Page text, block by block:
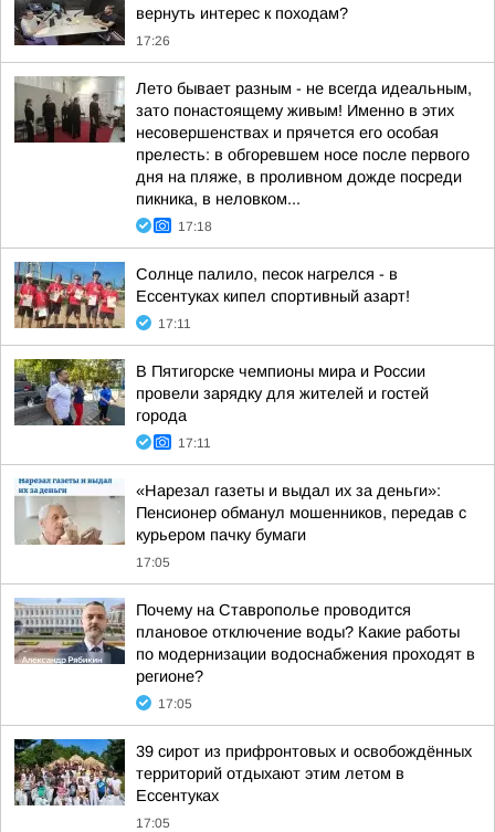
вернуть интерес к походам?
17:26
Лето бывает разным - не всегда идеальным,
зато понастоящему живым! Именно в этих
несовершенствах и прячется его особая
прелесть: в обгоревшем носе после первого
дня на пляже, в проливном дожде посреди
пикника, в неловком...
17:18
Солнце палило, песок нагрелся - в
Ессентуках кипел спортивный азарт!
17:11
В Пятигорске чемпионы мира и России
провели зарядку для жителей и гостей
города
17:11
«Нарезал газеты и выдал их за деньги»:
Пенсионер обманул мошенников, передав с
курьером пачку бумаги
17:05
Почему на Ставрополье проводится
плановое отключение воды? Какие работы
по модернизации водоснабжения проходят в
регионе?
17:05
39 сирот из прифронтовых и освобождённых
территорий отдыхают этим летом в
Ессентуках
17:05